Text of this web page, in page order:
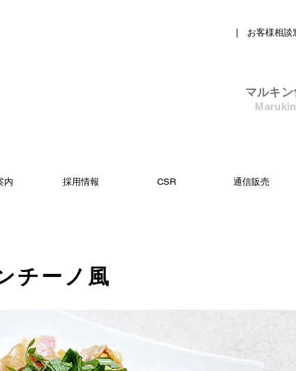
| お客様相談
マルキ
内 採用情報 CSR 通信販売
チーノ風